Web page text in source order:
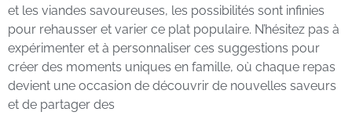
et les viandes savoureuses, les possibilités sont infinies
pour rehausser et varier ce plat populaire. N’hésitez pas à
expérimenter et à personnaliser ces suggestions pour
créer des moments uniques en famille, où chaque repas
devient une occasion de découvrir de nouvelles saveurs
et de partager des